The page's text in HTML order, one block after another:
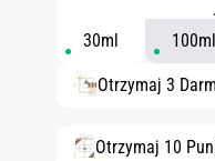
30ml 100ml
Otrzymaj 3
Otrzymaj 10